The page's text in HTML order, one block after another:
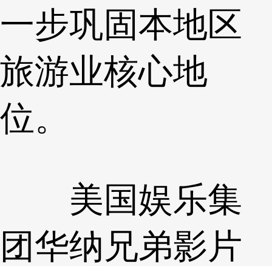
一步巩固本地区
旅游业核心地
位。
美国娱乐集
团华纳兄弟影片